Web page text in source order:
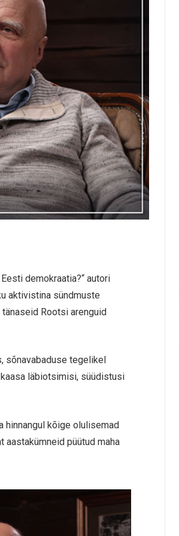
demokraatia?“ autori
aktivistina sündmuste
Rootsi arenguid
sõnavabaduse tegelikel
läbiotsimisi, süüdistusi
hinnangul kõige olulisemad
aastakümneid püütud maha